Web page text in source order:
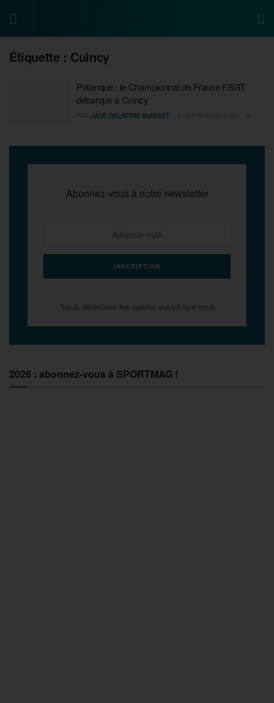
Étiquette : Cuincy
Pétanque : le Championnat de France FSGT
débarque à Cuincy
JADE DELATTRE-BUISSET
Abonnez-vous à notre newsletter
*nous détestons les spams autant que vous
2026 : abonnez-vous à SPORTMAG !